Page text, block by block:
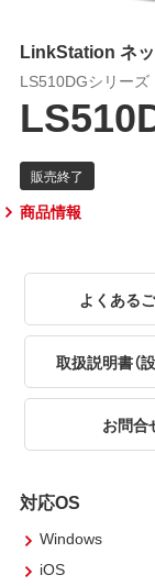
LinkStation ネ
LS510DGシリーズ
商品情報
よくある
取扱説明書（
お問合
対応OS
Windows
iOS